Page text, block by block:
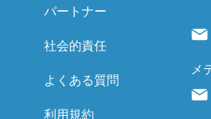
パートナー
社会的責任
よくある質問
利用規約
メ